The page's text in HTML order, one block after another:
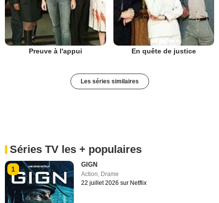
Preuve à l'appui En quête de justice
Les séries similaires
Séries TV les + populaires
1
GIGN
Action, Drame
22 juillet 2026 sur Netflix